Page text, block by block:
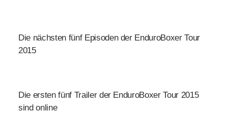
Die nächsten fünf Episoden der EnduroBoxer Tour
2015
Die ersten fünf Trailer der EnduroBoxer Tour 2015
sind online